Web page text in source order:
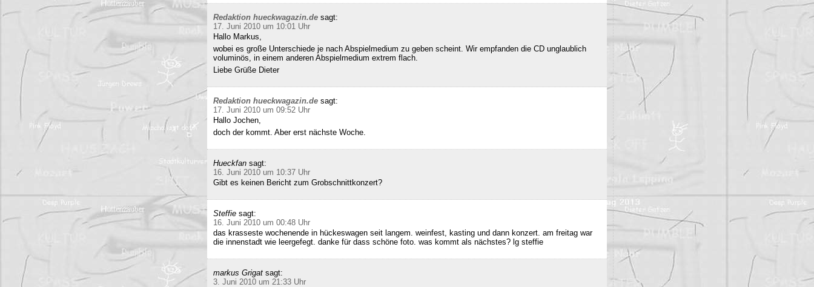
Redaktion hueckwagazin.de sagt:
17. Juni 2010 um 10:01 Uhr
Hallo Markus,
wobei es große Unterschiede je nach Abspielmedium zu geben scheint. Wir empfanden die CD unglaublich
voluminös, in einem anderen Abspielmedium extrem flach.
Liebe Grüße Dieter
Redaktion hueckwagazin.de sagt:
17. Juni 2010 um 09:52 Uhr
Hallo Jochen,
doch der kommt. Aber erst nächste Woche.
Hueckfan sagt:
16. Juni 2010 um 10:37 Uhr
Gibt es keinen Bericht zum Grobschnittkonzert?
Steffie sagt:
16. Juni 2010 um 00:48 Uhr
das krasseste wochenende in hückeswagen seit langem. weinfest, kasting und dann konzert. am freitag war
die innenstadt wie leergefegt. danke für dass schöne foto. was kommt als nächstes? lg steffie
markus Grigat sagt:
3. Juni 2010 um 21:33 Uhr